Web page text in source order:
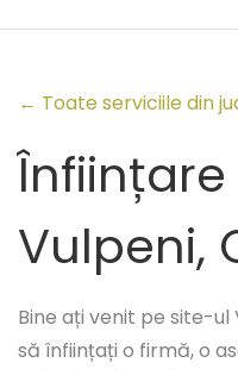
← Toate serviciile din
Vulpeni,
Bine ați venit pe site-ul
să înființați o firmă, o